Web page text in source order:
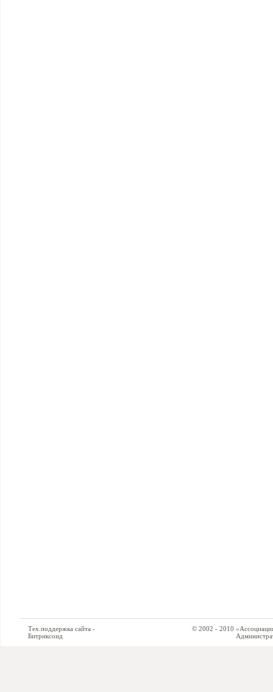
Тех.поддержка сайта -
Битриксоид
© 2002 - 2010 «Ассоциация